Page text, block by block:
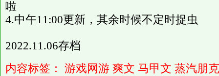
啦
4.中午11:00更新，其余时候不定时捉虫
2022.11.06存档
内容标签：
游戏网游 爽文 马甲文 蒸汽朋克